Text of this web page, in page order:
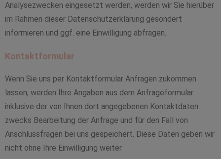
Analysezwecken eingesetzt werden, werden wir Sie hierüber
im Rahmen dieser Datenschutzerklärung gesondert
informieren und ggf. eine Einwilligung abfragen.
Kontaktformular
Wenn Sie uns per Kontaktformular Anfragen zukommen
lassen, werden Ihre Angaben aus dem Anfrageformular
inklusive der von Ihnen dort angegebenen Kontaktdaten
zwecks Bearbeitung der Anfrage und für den Fall von
Anschlussfragen bei uns gespeichert. Diese Daten geben wir
nicht ohne Ihre Einwilligung weiter.